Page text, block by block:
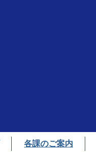
各課のご案内